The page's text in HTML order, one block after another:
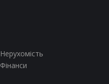
Нерухомість
Фінанси